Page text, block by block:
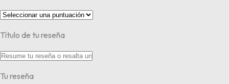
Título de tu reseña
Tu reseña